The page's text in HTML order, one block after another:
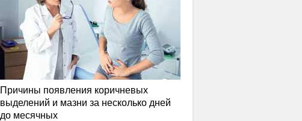
Причины появления коричневых
выделений и мазни за несколько дней
до месячных